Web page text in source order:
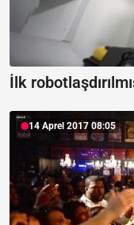
İlk
14 Aprel 2017 08:05